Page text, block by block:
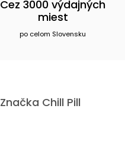
Cez 3000 výdajných
miest
po celom Slovensku
Značka Chill Pill